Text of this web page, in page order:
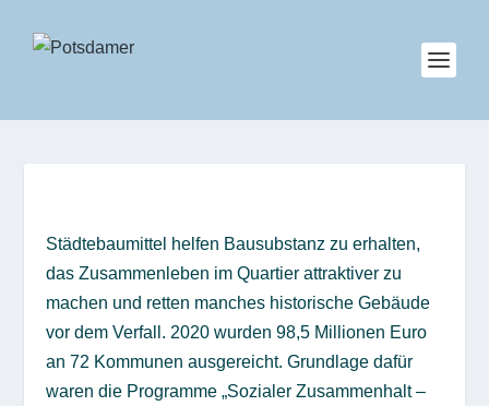
Städtebaumittel helfen Bausubstanz zu erhalten,
das Zusammenleben im Quartier attraktiver zu
machen und retten manches historische Gebäude
vor dem Verfall. 2020 wurden 98,5 Millionen Euro
an 72 Kommunen ausgereicht. Grundlage dafür
waren die Programme „Sozialer Zusammenhalt –